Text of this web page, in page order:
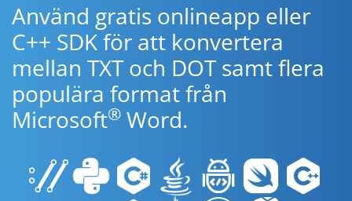
Använd gratis onlineapp eller
C++ SDK för att konvertera
mellan TXT och DOT samt flera
populära format från
Microsoft® Word.